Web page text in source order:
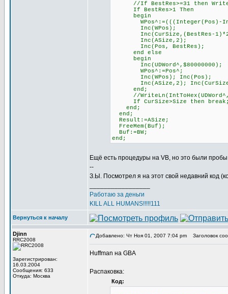
//If BestRes>=31 then
If BestRes>1 Then
begin
WPos^:=(((Integer(Pos)-
Inc(WPos);
Inc(CurSize,(BestRes-
Inc(ASize,2);
Inc(Pos, BestRes);
end else
begin
Inc(UDWord^,$80000000);
WPos^:=Pos^;
Inc(WPos); Inc(Pos);
Inc(ASize,2);
end;
//
If CurSize>Size then
end;
end;
Result:=ASize;
FreeMem(Buf);
Buf:=BW;
end;
Ещё есть процедуры на VB, но это были
--
З.Ы. Посмотрел я на этот свой недавний код
Работаю за деньги
KILL ALL HUMANS!!!!!111
Вернуться к началу
Djinn
RRC2008
Зарегистрирован:
16.03.2004
Сообщения: 633
Откуда: Москва
Добавлено: Чт Ноя 01, 2007 7:04 pm Заголовок
Huffman на GBA
Распаковка:
Код: